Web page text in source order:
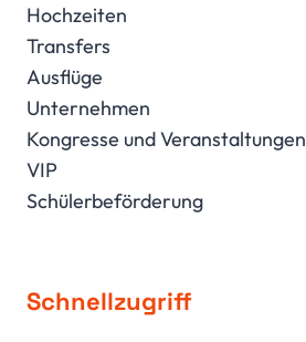
Hochzeiten
Transfers
Ausflüge
Unternehmen
Kongresse und Veranstaltungen
VIP
Schülerbeförderung
Schnellzugriff